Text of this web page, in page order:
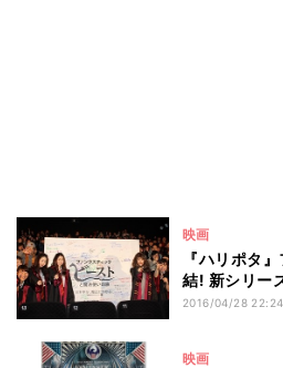
映画
『ハリポタ
結! 新シリー
2016/04/28 22:24
映画